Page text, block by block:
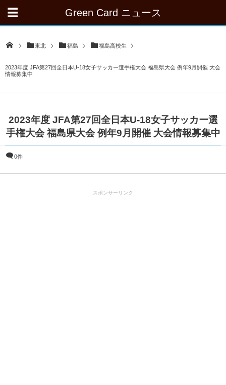
Green Card ニュース
東北 福島 福島高校生
2023年度 JFA第27回全日本U-18女子サッカー選手権大会 福島県大会 例年9月開催 大会
情報募集中
2023年度 JFA第27回全日本U-18女子サッカー選
手権大会 福島県大会 例年9月開催 大会情報募集中
0件
スポンサーリンク